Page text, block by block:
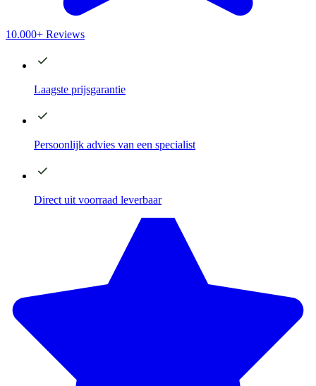
10.000+ Reviews
Laagste prijsgarantie
Persoonlijk advies van een specialist
Direct uit voorraad leverbaar